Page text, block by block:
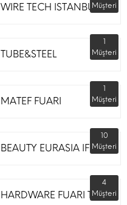
WIRE TECH ISTANBULMüşteri
TUBE&STEEL
1
Müşteri
MATEF FUARI
1
Müşteri
BEAUTY EURASIA IFM
10
Müşteri
HARDWARE FUARI TÜYAP
4
Müşteri